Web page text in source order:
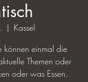
  |
Kassel
können einmal die
Themen oder
oder was Essen.